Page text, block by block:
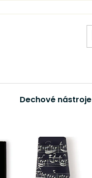
Dechové nástroje